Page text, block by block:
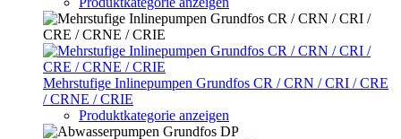
Mehrstufige Inlinepumpen Grundfos CR / CRN / CRI / CRE
/ CRNE / CRIE
Produktkategorie anzeigen